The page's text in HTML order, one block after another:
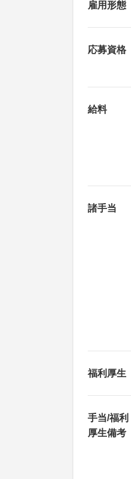
雇用形態
応募資格
給料
諸手当
福利厚生
手当/福利
厚生備考